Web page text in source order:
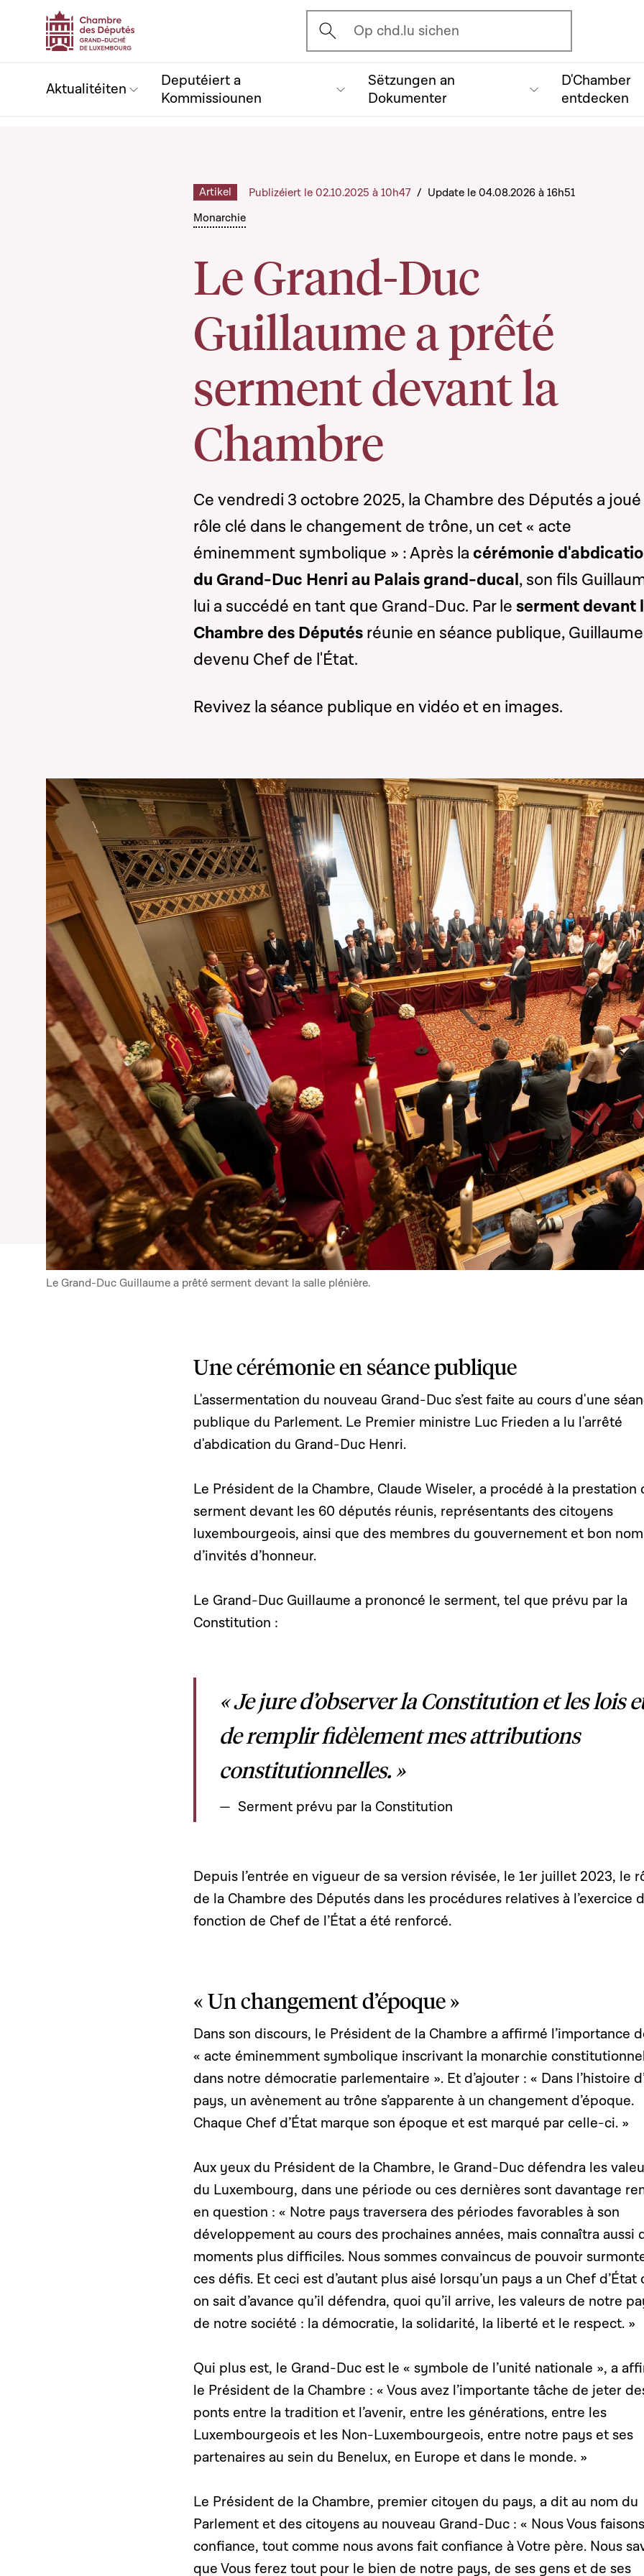
Ouvrir l'écran de recherche
Op chd.lu sichen
Aktualitéiten
Deputéiert a
Kommissiounen
Sëtzungen an
Dokumenter
D'Chamber
entdecken
Monarchie
Le Grand-Duc
Guillaume a prêté
serment devant la
Chambre
Artikel Publizéiert le 02.10.2025 à 10h47 / Update le 04.08.2026 à 16h51
Ce vendredi 3 octobre 2025, la Chambre des Députés a joué
rôle clé dans le changement de trône, un cet « acte
éminemment symbolique » : Après la cérémonie
du Grand-Duc Henri au Palais grand-ducal, son fils
lui a succédé en tant que Grand-Duc. Par le serment devant
Chambre des Députés réunie en séance publique,
devenu Chef de l'État.
Revivez la séance publique en vidéo et en images.
Le Grand-Duc Guillaume a prêté serment devant la salle plénière.
Une cérémonie en séance publique
L'assermentation du nouveau Grand-Duc s’est faite au cours d'une
publique du Parlement. Le Premier ministre Luc Frieden a lu l'arrêté
d'abdication du Grand-Duc Henri.
Le Président de la Chambre, Claude Wiseler, a procédé à la prestation
serment devant les 60 députés réunis, représentants des citoyens
luxembourgeois, ainsi que des membres du gouvernement et bon
d’invités d’honneur.
Le Grand-Duc Guillaume a prononcé le serment, tel que prévu par la
Constitution :
« Je jure d’observer la Constitution et les lois
de remplir fidèlement mes attributions
constitutionnelles. »
Serment prévu par la Constitution
Depuis l’entrée en vigueur de sa version révisée, le 1er juillet 2023, le
de la Chambre des Députés dans les procédures relatives à l’exercice
fonction de Chef de l’État a été renforcé.
« Un changement d’époque »
Dans son discours, le Président de la Chambre a affirmé l’importance
« acte éminemment symbolique inscrivant la monarchie
dans notre démocratie parlementaire ». Et d’ajouter : « Dans l’histoire
pays, un avènement au trône s’apparente à un changement d’époque.
Chaque Chef d’État marque son époque et est marqué par celle-ci. »
Aux yeux du Président de la Chambre, le Grand-Duc défendra les
du Luxembourg, dans une période ou ces dernières sont davantage
en question : « Notre pays traversera des périodes favorables à son
développement au cours des prochaines années, mais connaîtra aussi
moments plus difficiles. Nous sommes convaincus de pouvoir
ces défis. Et ceci est d’autant plus aisé lorsqu’un pays a un Chef d’État
on sait d’avance qu’il défendra, quoi qu’il arrive, les valeurs de notre
de notre société : la démocratie, la solidarité, la liberté et le respect. »
Qui plus est, le Grand-Duc est le « symbole de l’unité nationale », a
le Président de la Chambre : « Vous avez l’importante tâche de jeter
ponts entre la tradition et l’avenir, entre les générations, entre les
Luxembourgeois et les Non-Luxembourgeois, entre notre pays et ses
partenaires au sein du Benelux, en Europe et dans le monde. »
Le Président de la Chambre, premier citoyen du pays, a dit au nom du
Parlement et des citoyens au nouveau Grand-Duc : « Nous Vous faisons
confiance, tout comme nous avons fait confiance à Votre père. Nous
que Vous ferez tout pour le bien de notre pays, de ses gens et de ses